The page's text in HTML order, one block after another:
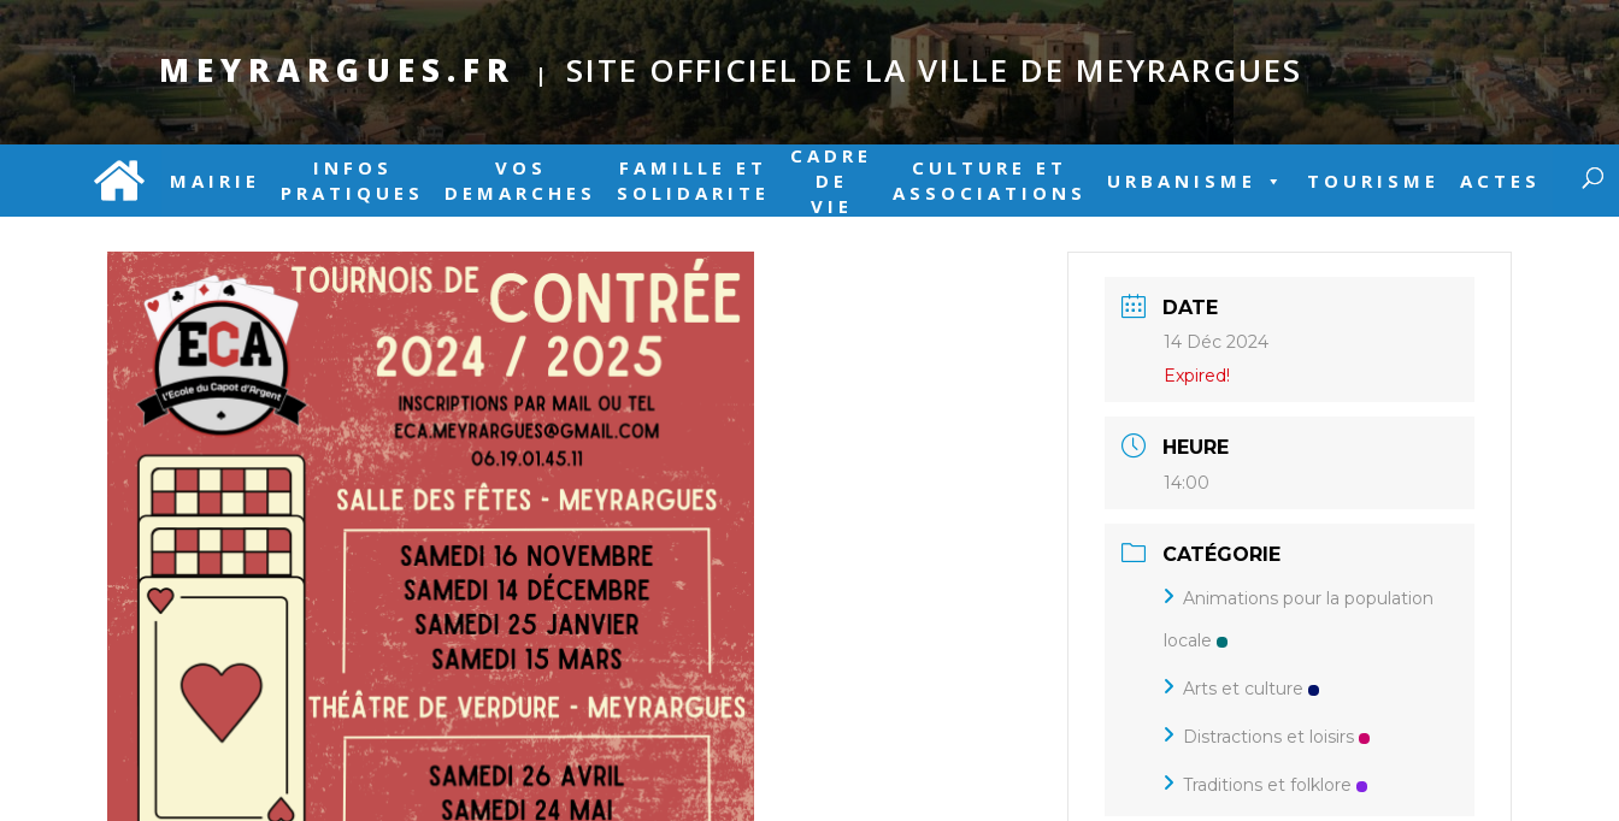
MEYRARGUES.FR | SITE OFFICIEL DE LA VILLE DE MEYRARGUES
MAIRIE
INFOS
PRATIQUES
VOS
DEMARCHES
FAMILLE ET
SOLIDARITE
CADRE
DE
VIE
CULTURE ET
ASSOCIATIONS
URBANISME TOURISME ACTES
DATE
14 Déc 2024
Expired!
HEURE
14:00
CATÉGORIE
Animations pour la population
locale
Arts et culture
Distractions et loisirs
Traditions et folklore